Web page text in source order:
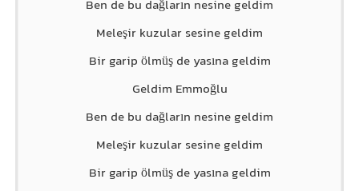
Ben de bu dağların nesine geldim
Meleşir kuzular sesine geldim
Bir garip ölmüş de yasına geldim
Geldim Emmoğlu
Ben de bu dağların nesine geldim
Meleşir kuzular sesine geldim
Bir garip ölmüş de yasına geldim